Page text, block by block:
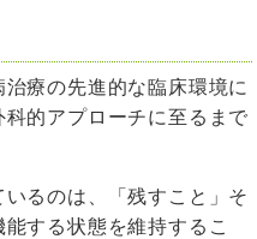
療の先進的な臨床環境に
的アプローチに至るまで
るのは、「残すこと」そ
する状態を維持するこ